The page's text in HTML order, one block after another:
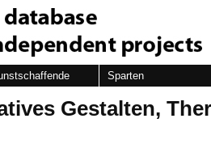
Sparten
Gestalten,